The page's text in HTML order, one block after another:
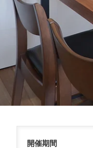
開催期間